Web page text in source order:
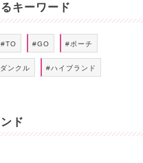
キーワード
#TO #GO #ポーチ
ンクル #ハイブランド
ド